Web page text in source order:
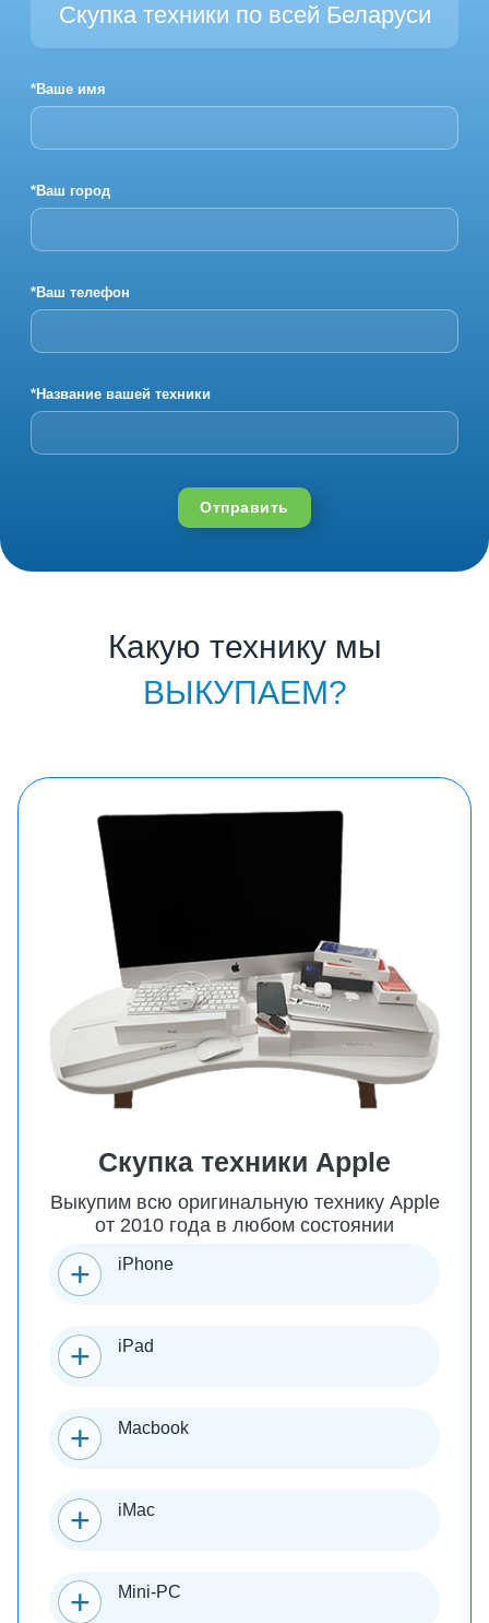
Скупка техники по всей Беларуси
*Ваше имя
*Ваш город
*Ваш телефон
*Название вашей техники
Отправить
Какую технику мы
ВЫКУПАЕМ?
Скупка техники Аpple
Выкупим всю оригинальную технику Apple
от 2010 года в любом состоянии
iPhone
iPad
Macbook
iMac
Mini-PC